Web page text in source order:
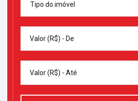
Tipo do imóvel
Valor (R$) - De
Valor (R$) - Até